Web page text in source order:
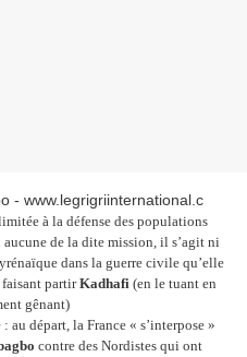
à la défense des populations
de la dite mission, il s’agit ni
dans la guerre civile qu’elle
partirKadhafi (en le tuant en
gênant)
au départ, la France « s’interpose »
contre des Nordistes qui ont